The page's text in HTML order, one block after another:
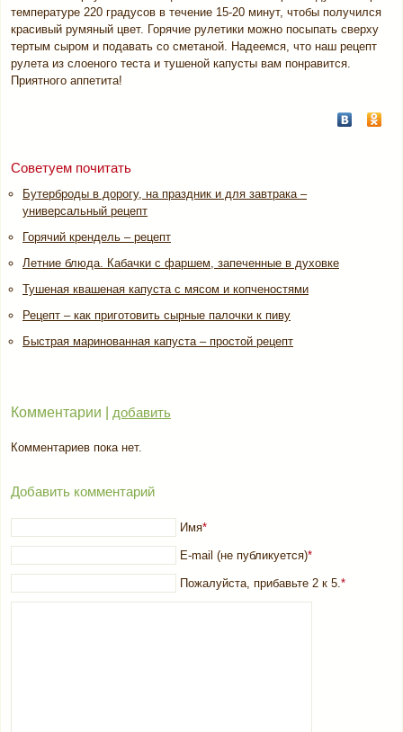
температуре 220 градусов в течение 15-20 минут, чтобы получился
красивый румяный цвет. Горячие рулетики можно посыпать сверху
тертым сыром и подавать со сметаной. Надеемся, что наш рецепт
рулета из слоеного теста и тушеной капусты вам понравится.
Приятного аппетита!
Советуем почитать
Бутерброды в дорогу, на праздник и для завтрака –
универсальный рецепт
Горячий крендель – рецепт
Летние блюда. Кабачки с фаршем, запеченные в духовке
Тушеная квашеная капуста с мясом и копченостями
Рецепт – как приготовить сырные палочки к пиву
Быстрая маринованная капуста – простой рецепт
Комментарии | добавить
Комментариев пока нет.
Добавить комментарий
Имя*
E-mail (не публикуется)*
Пожалуйста, прибавьте 2 к 5.*